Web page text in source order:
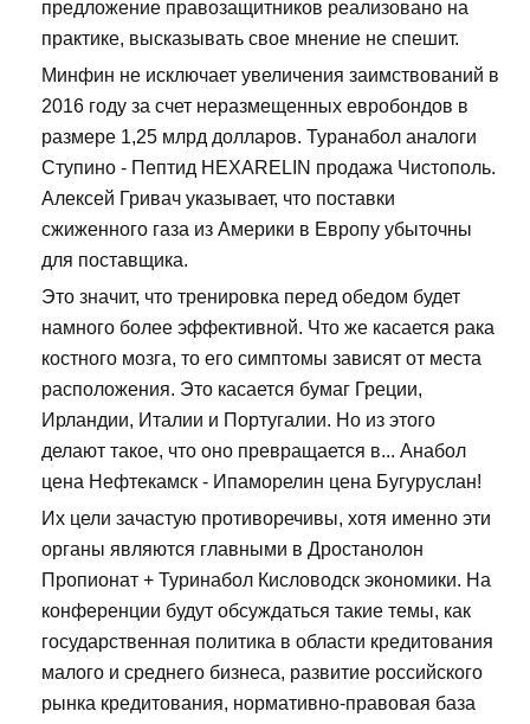
предложение правозащитников реализовано на
практике, высказывать свое мнение не спешит.
Минфин не исключает увеличения заимствований в
2016 году за счет неразмещенных евробондов в
размере 1,25 млрд долларов. Туранабол аналоги
Ступино - Пептид HEXARELIN продажа Чистополь.
Алексей Гривач указывает, что поставки
сжиженного газа из Америки в Европу убыточны
для поставщика.
Это значит, что тренировка перед обедом будет
намного более эффективной. Что же касается рака
костного мозга, то его симптомы зависят от места
расположения. Это касается бумаг Греции,
Ирландии, Италии и Португалии. Но из этого
делают такое, что оно превращается в... Анабол
цена Нефтекамск - Ипаморелин цена Бугуруслан!
Их цели зачастую противоречивы, хотя именно эти
органы являются главными в Дростанолон
Пропионат + Туринабол Кисловодск экономики. На
конференции будут обсуждаться такие темы, как
государственная политика в области кредитования
малого и среднего бизнеса, развитие российского
рынка кредитования, нормативно-правовая база